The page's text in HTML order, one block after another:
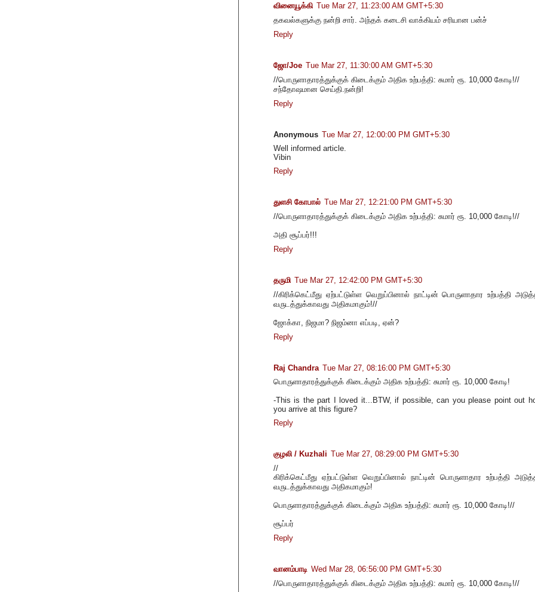
வினையூக்கி Tue Mar 27, 11:23:00 AM GMT+5:30
தகவல்களுக்கு நன்றி சார். அந்தக் கடைசி வாக்கியம் சரியான பன்ச்
Reply
ஜோ/Joe Tue Mar 27, 11:30:00 AM GMT+5:30
//பொருளாதாரத்துக்குக் கிடைக்கும் அதிக உற்பத்தி: சுமார் ரூ. 10,000 கோடி!//
சந்தோஷமான செய்தி.நன்றி!
Reply
Anonymous Tue Mar 27, 12:00:00 PM GMT+5:30
Well informed article.
Vibin
Reply
துளசி கோபால் Tue Mar 27, 12:21:00 PM GMT+5:30
//பொருளாதாரத்துக்குக் கிடைக்கும் அதிக உற்பத்தி: சுமார் ரூ. 10,000 கோடி!//
அதி சூப்பர்!!!
Reply
தருமி Tue Mar 27, 12:42:00 PM GMT+5:30
//கிரிக்கெட்மீது ஏற்பட்டுள்ள வெறுப்பினால் நாட்டின் பொருளாதார உற்பத்தி
வருடத்துக்காவது அதிகமாகும்!//
ஜோக்கா, நிஜமா? நிஜம்னா எப்படி, ஏன்?
Reply
Raj Chandra Tue Mar 27, 08:16:00 PM GMT+5:30
பொருளாதாரத்துக்குக் கிடைக்கும் அதிக உற்பத்தி: சுமார் ரூ. 10,000 கோடி!
-This is the part I loved it...BTW, if possible, can you please point out
you arrive at this figure?
Reply
குழலி / Kuzhali Tue Mar 27, 08:29:00 PM GMT+5:30
//
கிரிக்கெட்மீது ஏற்பட்டுள்ள வெறுப்பினால் நாட்டின் பொருளாதார உற்பத்தி
வருடத்துக்காவது அதிகமாகும்!
பொருளாதாரத்துக்குக் கிடைக்கும் அதிக உற்பத்தி: சுமார் ரூ. 10,000 கோடி!//
சூப்பர்
Reply
வானம்பாடி Wed Mar 28, 06:56:00 PM GMT+5:30
//பொருளாதாரத்துக்குக் கிடைக்கும் அதிக உற்பத்தி: சுமார் ரூ. 10,000 கோடி!//